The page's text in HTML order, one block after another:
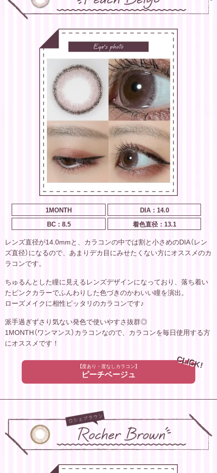
1MONTH
DIA：14.0
BC：8.5
着色直径：13.1
レンズ直径が14.0mmと、カラコンの中では割と小さめのDIA（レン
ズ直径）になるので、あまりデカ目にみせたくない方にオススメのカ
ラコンです。
ちゅるんとした瞳に見えるレンズデザインになっており、落ち着い
たピンクカラーでふんわりした色づきのかわいい瞳を演出。
ローズメイクに相性ピッタリのカラコンです♪
派手過ぎずさり気ない発色で使いやすさ抜群◎
1MONTH（ワンマンス）カラコンなので、カラコンを毎日使用する方
にオススメです！
【度あり・度なしカラコン】
ピーチベージュ
CLICK!